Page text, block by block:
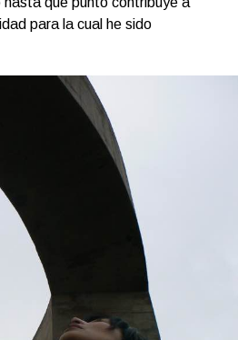
para la cual he sido